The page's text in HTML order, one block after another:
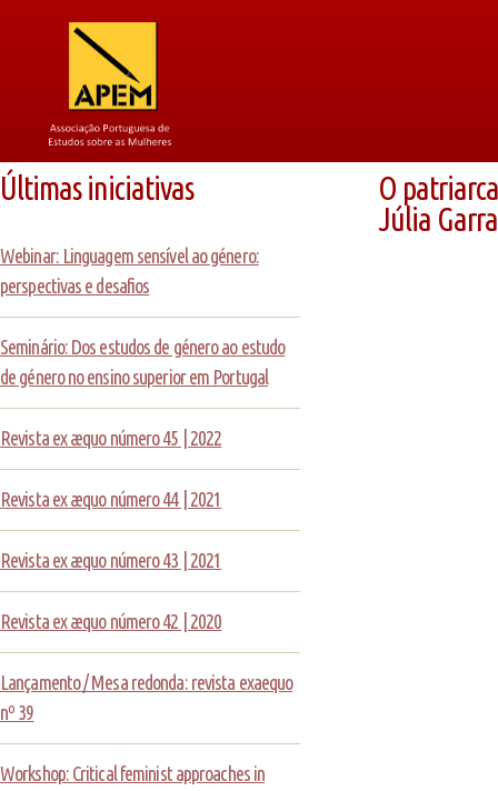
Últimas iniciativas
Webinar: Linguagem sensível ao género:
perspectivas e desafios
Seminário: Dos estudos de género ao estudo
de género no ensino superior em Portugal
Revista ex æquo número 45 | 2022
Revista ex æquo número 44 | 2021
Revista ex æquo número 43 | 2021
Revista ex æquo número 42 | 2020
Lançamento / Mesa redonda: revista exaequo
nº 39
Workshop: Critical feminist approaches in
O
Júlia